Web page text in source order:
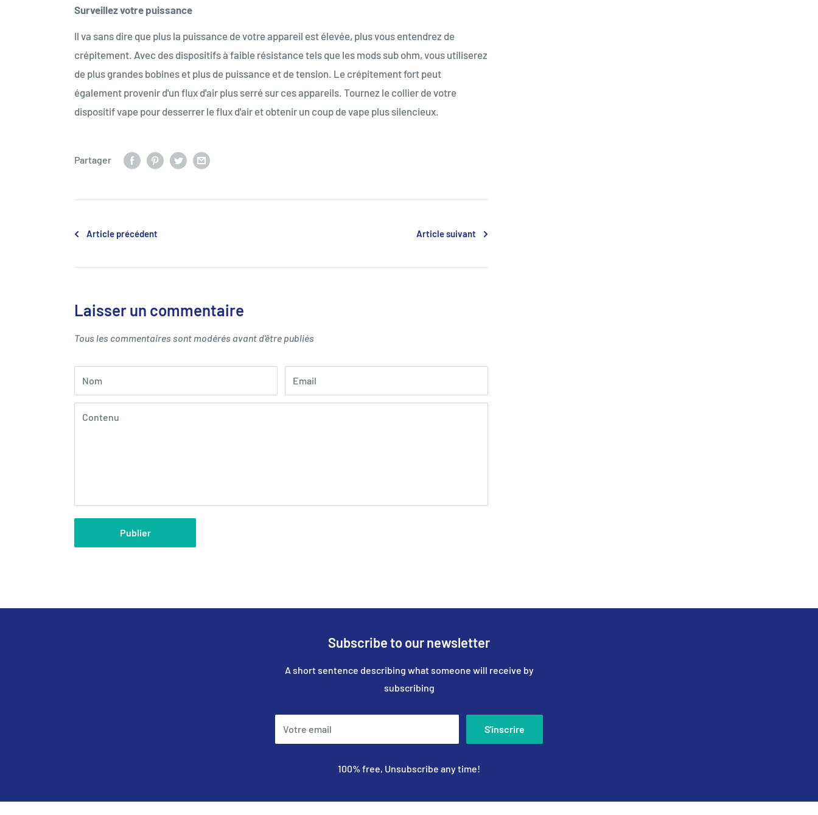
Surveillez votre puissance
Il va sans dire que plus la puissance de votre appareil est élevée, plus vous entendrez de
crépitement. Avec des dispositifs à faible résistance tels que les mods sub ohm, vous utiliserez
de plus grandes bobines et plus de puissance et de tension. Le crépitement fort peut
également provenir d'un flux d'air plus serré sur ces appareils. Tournez le collier de votre
dispositif vape pour desserrer le flux d'air et obtenir un coup de vape plus silencieux.
Partager
Article précédent Article suivant
Laisser un commentaire
Tous les commentaires sont modérés avant d'être publiés
Nom Email
Contenu
Publier
Subscribe to our newsletter
A short sentence describing what someone will receive by
subscribing
Votre email S'inscrire
100% free, Unsubscribe any time!